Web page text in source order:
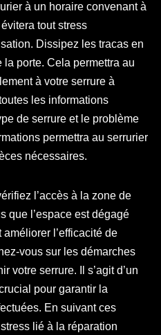
à un horaire convenant à
tout stress
Dissipez les tracas en
la porte. Cela permettra au
à votre serrure à
les informations
de serrure et le problème
permettra au serrurier
nécessaires.
l’accès à la zone de
que l’espace est dégagé
l’efficacité de
vous sur les démarches
votre serrure. Il s’agit d’un
pour garantir la
En suivant ces
lié à la réparation